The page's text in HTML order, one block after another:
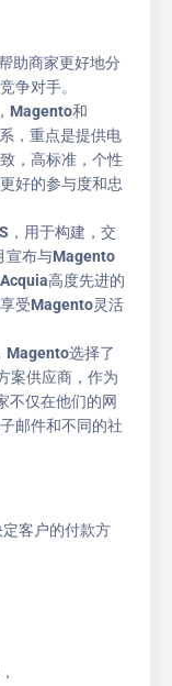
助商家更好地分
争对手。
Magento和
，重点是提供电
，高标准，个性
好的参与度和忠
，用于构建，交
宣布与Magento
高度先进的
受Magento灵活
Magento选择了
案供应商，作为
不仅在他们的网
邮件和不同的社
客户的付款方